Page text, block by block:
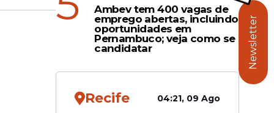
Ambev tem 400 vagas de
emprego abertas, incluindo
oportunidades em
Pernambuco; veja como se
candidatar
Recife 04:21, 09 Ago
Newsletter